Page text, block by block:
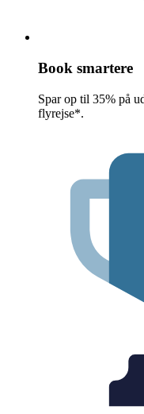
Book smartere
Spar op til 35% på
flyrejse*.